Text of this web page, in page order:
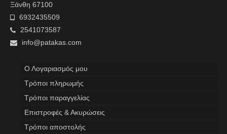
Ξάνθη 67100
6932435509
2541073587
info@patakas.com
Ο Λογαριασμός μου
Tρόποι πληρωμής
Τρόποι παραγγελίας
Επιστροφές & Ακυρώσεις
Τρόποι αποστολής